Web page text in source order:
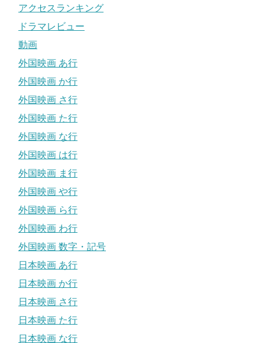
アクセスランキング
ドラマレビュー
動画
外国映画 あ行
外国映画 か行
外国映画 さ行
外国映画 た行
外国映画 な行
外国映画 は行
外国映画 ま行
外国映画 や行
外国映画 ら行
外国映画 わ行
外国映画 数字・記号
日本映画 あ行
日本映画 か行
日本映画 さ行
日本映画 た行
日本映画 な行